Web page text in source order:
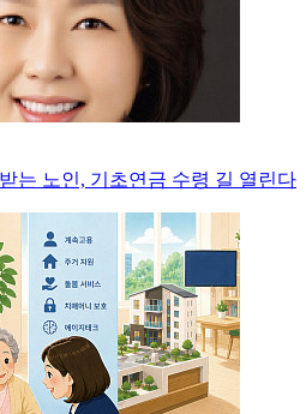
는 노인, 기초연금 수령 길 열린다